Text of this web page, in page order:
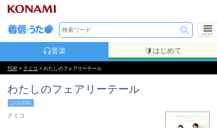
メニュー
音楽 はじめて
TOP > クミコ > わたしのフェアリーテール
わたしのフェアリーテール
シングル
クミコ